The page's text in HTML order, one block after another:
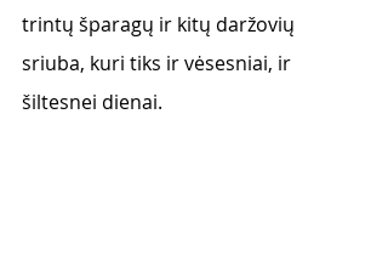
trintų šparagų ir kitų daržovių
sriuba, kuri tiks ir vėsesniai, ir
šiltesnei dienai.